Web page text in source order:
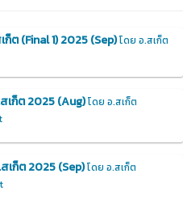
ก็ต (Final 1) 2025 (Sep)โดย อ.สเก็ต
สเก็ต 2025 (Aug)โดย อ.สเก็ต
สเก็ต 2025 (Sep)โดย อ.สเก็ต